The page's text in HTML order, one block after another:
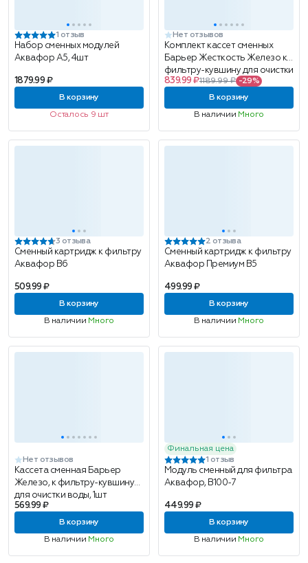
1 отзыв
Набор сменных модулей
Аквафор А5, 4шт
1879.99 ₽
В корзину
Осталось 9 шт
Нет отзывов
Комплект кассет сменных
Барьер Жесткость Железо к
фильтру-кувшину для очистки
воды, 2шт
839.99 ₽1189.99 ₽ -29%
В корзину
В наличии Много
3 отзыва
Сменный картридж к фильтру
Аквафор В6
509.99 ₽
В корзину
В наличии Много
2 отзыва
Сменный картридж к фильтру
Аквафор Премиум В5
499.99 ₽
В корзину
В наличии Много
Нет отзывов
Кассета сменная Барьер
Железо, к фильтру-кувшину
для очистки воды, 1шт
569.99 ₽
В корзину
В наличии Много
Финальная цена
1 отзыв
Модуль сменный для фильтра
Аквафор, В100-7
449.99 ₽
В корзину
В наличии Много